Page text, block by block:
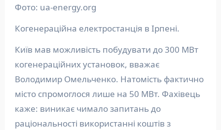
Фото: ua-energy.org
Когенераційна електростанція в Ірпені.
Київ мав можливість побудувати до 300 МВт
когенераційних установок, вважає
Володимир Омельченко. Натомість фактично
місто спромоглося лише на 50 МВт. Фахівець
каже: виникає чимало запитань до
раціональності використанні коштів з